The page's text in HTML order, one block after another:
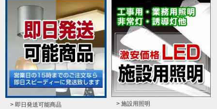
> 即日発送可能商品 > 施設用照明